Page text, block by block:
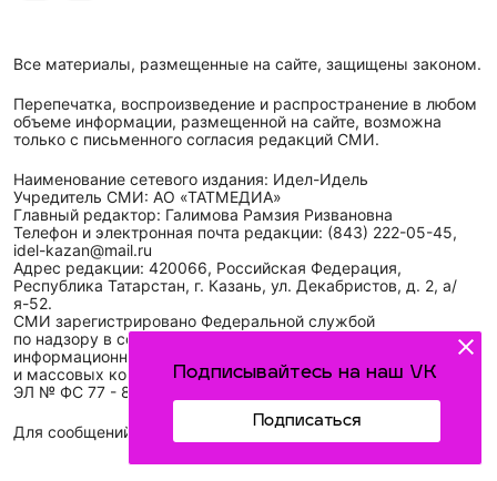
Подписывайтесь на наш VK
Подписаться
Все материалы, размещенные на сайте, защищены законом.
Перепечатка, воспроизведение и распространение в любом
объеме информации, размещенной на сайте, возможна
только с письменного согласия редакций СМИ.
Наименование сетевого издания: Идел-Идель
Учредитель СМИ: АО «ТАТМЕДИА»
Главный редактор: Галимова Рамзия Ризвановна
Телефон и электронная почта редакции: (843) 222-05-45,
idel-kazan@mail.ru
Адрес редакции: 420066, Российская Федерация,
Республика Татарстан, г. Казань, ул. Декабристов, д. 2, а/
я-52.
СМИ зарегистрировано Федеральной службой
по надзору в сфере связи,
информационных технологий
и массовых коммуникаций (Роскомнадзор)
ЭЛ № ФС 77 - 89431 от 14.05.2025
Для сообщений о фактах коррупции: idel-kazan@mail.ru